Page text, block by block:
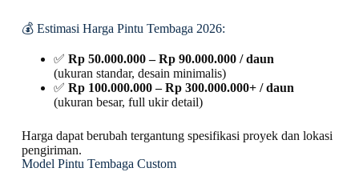
💰 Estimasi Harga Pintu Tembaga 2026:
✅ Rp 50.000.000 – Rp 90.000.000 / daun
(ukuran standar, desain minimalis)
✅ Rp 100.000.000 – Rp 300.000.000+ / daun
(ukuran besar, full ukir detail)
Harga dapat berubah tergantung spesifikasi proyek dan lokasi
pengiriman.
Model Pintu Tembaga Custom